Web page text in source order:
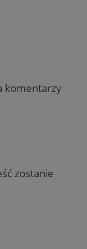
komentarzy
zostanie